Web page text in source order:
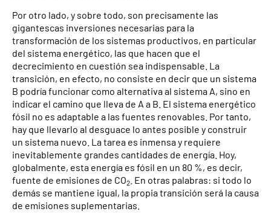
Por otro lado, y sobre todo, son precisamente las
gigantescas inversiones necesarias para la
transformación de los sistemas productivos, en particular
del sistema energético, las que hacen que el
decrecimiento en cuestión sea indispensable. La
transición, en efecto, no consiste en decir que un sistema
B podría funcionar como alternativa al sistema A, sino en
indicar el camino que lleva de A a B. El sistema energético
fósil no es adaptable a las fuentes renovables. Por tanto,
hay que llevarlo al desguace lo antes posible y construir
un sistema nuevo. La tarea es inmensa y requiere
inevitablemente grandes cantidades de energía. Hoy,
globalmente, esta energía es fósil en un 80 %, es decir,
fuente de emisiones de CO2 . En otras palabras: si todo lo
demás se mantiene igual, la propia transición será la causa
de emisiones suplementarias.